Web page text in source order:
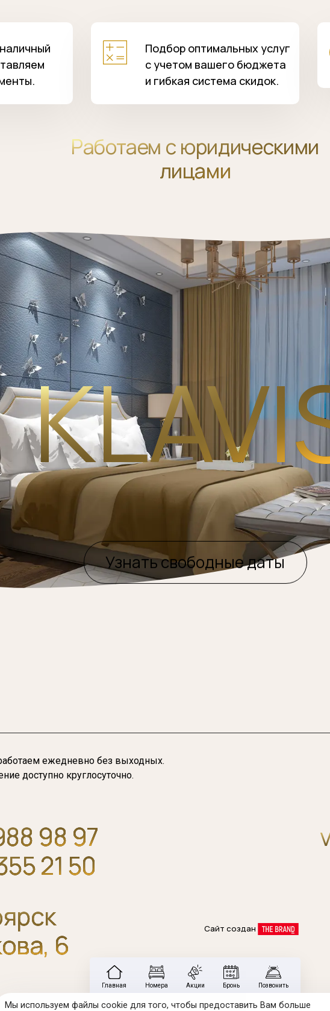
Главная Номера Акции Бронь Позвонить
Подбор оптимальных услуг
с учетом вашего бюджета
и гибкая система скидок.
Работаем с юридическими
лицами
Узнать свободные даты
ежедневно без выходных.
доступно круглосуточно.
98 97
21 50
6
Сайт создан
Мы используем файлы cookie для того, чтобы предоставить Вам больше